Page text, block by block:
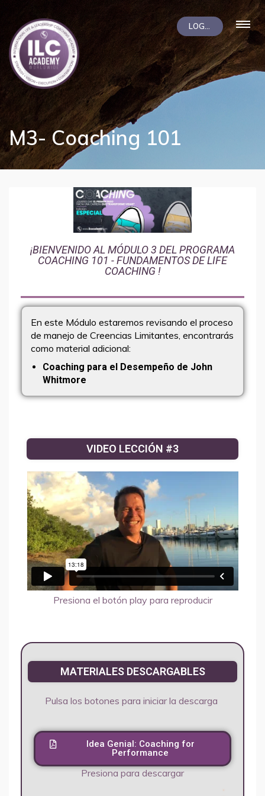
M3- Coaching 101
¡BIENVENIDO AL MÓDULO 3 DEL PROGRAMA
COACHING 101 - FUNDAMENTOS DE LIFE
COACHING !
En este Módulo estaremos revisando el proceso
de manejo de Creencias Limitantes, encontrarás
como material adicional:
Coaching para el Desempeño de John
Whitmore
VIDEO LECCIÓN #3
Presiona el botón play para reproducir
MATERIALES DESCARGABLES
Pulsa los botones para iniciar la descarga
Idea Genial: Coaching for
Performance
Presiona para descargar
LiZ
Soporte
¡Hola! Soy LiZ, el asistente de
ilccampus.com. ¿En qué puedo
ayudarte?
Preguntas frecuentes
Preguntas frecuentes
¿Cómo inicio sesión?
Olvidé mi contraseña, ¿cómo la
✕